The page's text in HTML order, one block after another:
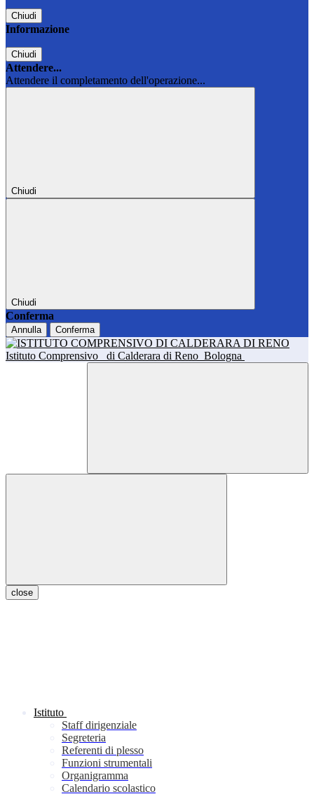
Chiudi
Informazione
Chiudi
Attendere...
Attendere il completamento dell'operazione...
Chiudi
Chiudi
Conferma
Annulla Conferma
Istituto Comprensivo di Calderara di Reno Bologna
close
Istituto
Staff dirigenziale
Segreteria
Referenti di plesso
Funzioni strumentali
Organigramma
Calendario scolastico